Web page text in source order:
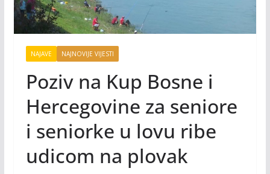
NAJAVE NAJNOVIJE VIJESTI
Poziv na Kup Bosne i
Hercegovine za seniore
i seniorke u lovu ribe
udicom na plovak